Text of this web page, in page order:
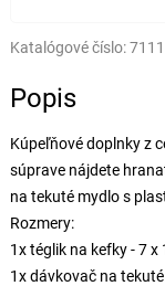
Katalógové číslo:
Popis
Kúpeľňové doplnky z
súprave nájdete
na tekuté mydlo s
Rozmery:
1x téglik na kefky - 7 x
1x dávkovač na